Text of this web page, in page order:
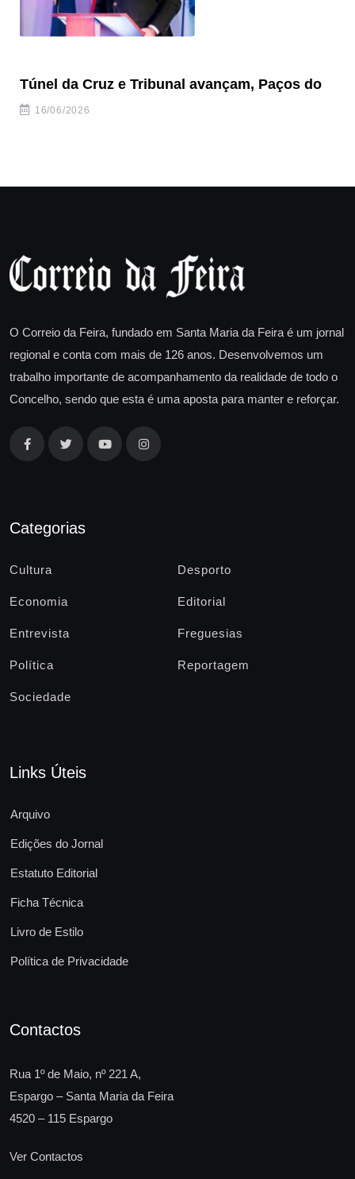
Túnel da Cruz e Tribunal avançam, Paços do
16/06/2026
O Correio da Feira, fundado em Santa Maria da Feira é um jornal
regional e conta com mais de 126 anos. Desenvolvemos um
trabalho importante de acompanhamento da realidade de todo o
Concelho, sendo que esta é uma aposta para manter e reforçar.
Categorias
Cultura Desporto
Economia Editorial
Entrevista Freguesias
Política Reportagem
Sociedade
Links Úteis
Arquivo
Edições do Jornal
Estatuto Editorial
Ficha Técnica
Livro de Estilo
Política de Privacidade
Contactos
Rua 1º de Maio, nº 221 A,
Espargo – Santa Maria da Feira
4520 – 115 Espargo
Ver Contactos